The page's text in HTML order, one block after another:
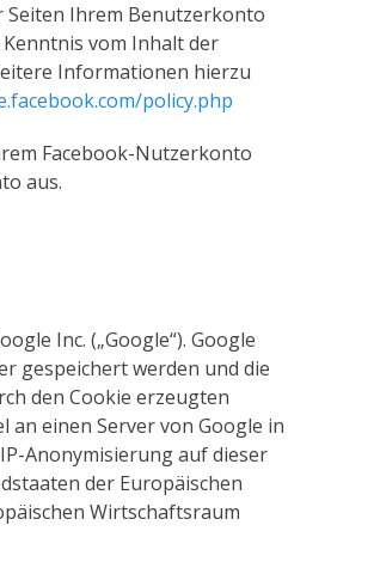
Seiten Ihrem Benutzerkonto
vom Inhalt der
Informationen hierzu
policy.php
Facebook-Nutzerkonto
aus.
Inc. („Google“). Google
gespeichert werden und die
den Cookie erzeugten
einen Server von Google in
Anonymisierung auf dieser
der Europäischen
Wirtschaftsraum